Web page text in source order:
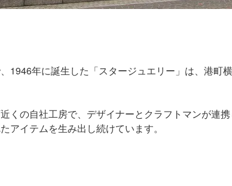
1946年に誕生した「スタージュエリー」は、港町
くの自社工房で、デザイナーとクラフトマンが連
アイテムを生み出し続けています。